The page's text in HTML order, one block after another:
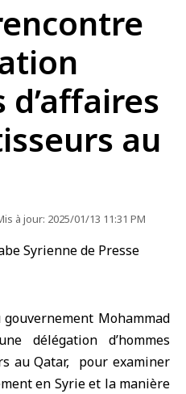
d’affaires
au
à jour: 2025/01/13 11:31 PM
Mohammad
délégation d’hommes
au Qatar, pour examiner
en Syrie et la manière